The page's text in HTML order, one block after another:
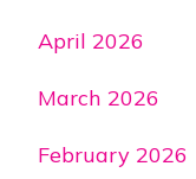
April 2026
March 2026
February 2026